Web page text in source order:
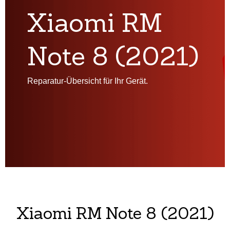
Xiaomi RM
Note 8 (2021)
Reparatur-Übersicht für Ihr Gerät.
Xiaomi RM Note 8 (2021)